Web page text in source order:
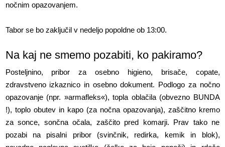
nočnim opazovanjem.
Tabor se bo zaključil v nedeljo popoldne ob 13:00.
Na kaj ne smemo pozabiti, ko pakiramo?
Posteljnino, pribor za osebno higieno, brisače, copate,
zdravstveno izkaznico in osebno dokument. Podlogo za nočno
opazovanje (npr. »armafleks«), topla oblačila (obvezno BUNDA
!), toplo obutev in kapo (za nočna opazovanja), zaščitno kremo
za sonce, sončna očala, zaščito pred komarji. Prav tako ne
pozabi na pisalni pribor (svinčnik, redirka, kemik in blok),